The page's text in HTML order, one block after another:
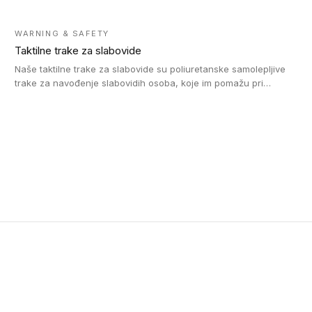
WARNING & SAFETY
Taktilne trake za slabovide
Naše taktilne trake za slabovide su poliuretanske samolepljive
trake za navođenje slabovidih osoba, koje im pomažu pri